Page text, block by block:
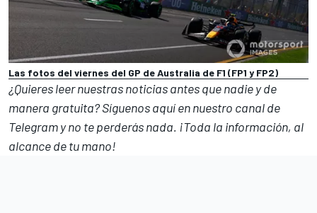
Las fotos del viernes del GP de Australia de F1 (FP1 y FP2)
¿Quieres leer nuestras noticias antes que nadie y de
manera gratuita? Síguenosaquí en nuestro canal de
Telegramy no te perderás nada. ¡Toda la información, al
alcance de tu mano!